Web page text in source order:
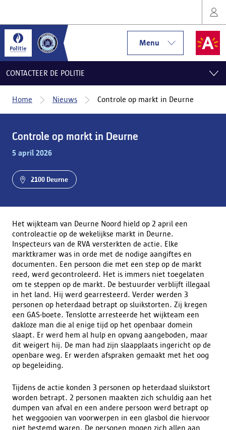
Menu
CONTACTEER DE POLITIE
Home Nieuws Controle op markt in Deurne
Controle op markt in Deurne
5 april 2026
2100 Deurne
Het wijkteam van Deurne Noord hield op 2 april een
controleactie op de wekelijkse markt in Deurne.
Inspecteurs van de RVA versterkten de actie. Elke
marktkramer was in orde met de nodige aangiftes en
documenten. Een persoon die met een step op de markt
reed, werd gecontroleerd. Het is immers niet toegelaten
om te steppen op de markt. De bestuurder verblijft illegaal
in het land. Hij werd gearresteerd. Verder werden 3
personen op heterdaad betrapt op sluikstorten. Zij kregen
een GAS-boete. Tenslotte arresteerde het wijkteam een
dakloze man die al enige tijd op het openbaar domein
slaapt. Er werd hem al hulp en opvang aangeboden, maar
dit weigert hij. De man had zijn slaapplaats ingericht op de
openbare weg. Er werden afspraken gemaakt met het oog
op begeleiding.
Tijdens de actie konden 3 personen op heterdaad sluikstort
worden betrapt. 2 personen maakten zich schuldig aan het
dumpen van afval en een andere persoon werd betrapt op
het weggooien van voorwerpen in een glasbol die hiervoor
niet bestemd waren. De personen mogen zich allen aan